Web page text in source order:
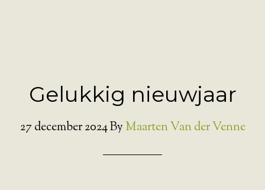
Gelukkig nieuwjaar
27 december 2024By Maarten Van der Venne